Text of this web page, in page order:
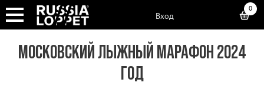
Вход
0
МОСКОВСКИЙ ЛЫЖНЫЙ МАРАФОН 2024
ГОД